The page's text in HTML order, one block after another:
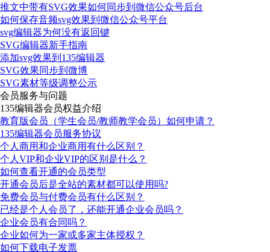
推文中带有SVG效果如何同步到微信公众号后台
如何保存音频svg效果到微信公众号平台
svg编辑器为何没有返回键
SVG编辑器新手指南
添加svg效果到135编辑器
SVG效果同步到微博
SVG素材等级调整公示
会员服务与问题
135编辑器会员权益介绍
教育版会员（学生会员/教师教学会员）如何申请？
135编辑器会员服务协议
个人商用和企业商用有什么区别？
个人VIP和企业VIP的区别是什么？
如何查看开通的会员类型
开通会员后是全站的素材都可以使用吗?
免费会员与付费会员有什么区别？
已经是个人会员了，还能开通企业会员吗？
企业会员有合同吗？
企业如何为一家或多家主体授权？
如何下载电子发票